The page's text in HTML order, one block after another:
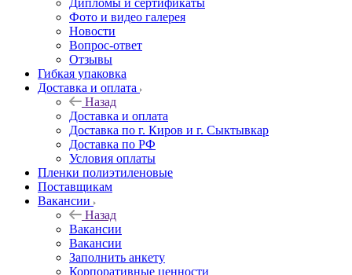
Дипломы и сертификаты
Фото и видео галерея
Новости
Вопрос-ответ
Отзывы
Гибкая упаковка
Доставка и оплата
Назад
Доставка и оплата
Доставка по г. Киров и г. Сыктывкар
Доставка по РФ
Условия оплаты
Пленки полиэтиленовые
Поставщикам
Вакансии
Назад
Вакансии
Вакансии
Заполнить анкету
Корпоративные ценности